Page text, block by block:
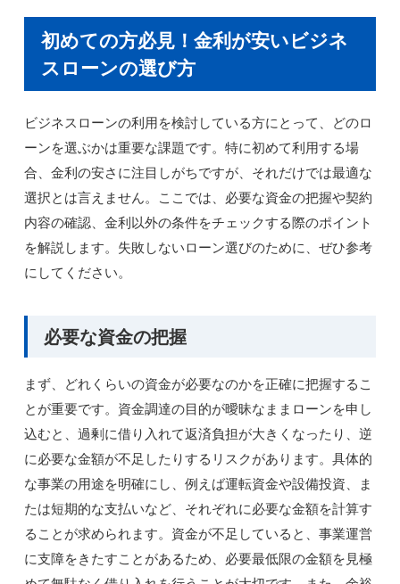
初めての方必見！金利が安いビジネ
スローンの選び方
ビジネスローンの利用を検討している方にとって、どのロ
ーンを選ぶかは重要な課題です。特に初めて利用する場
合、金利の安さに注目しがちですが、それだけでは最適な
選択とは言えません。ここでは、必要な資金の把握や契約
内容の確認、金利以外の条件をチェックする際のポイント
を解説します。失敗しないローン選びのために、ぜひ参考
にしてください。
必要な資金の把握
まず、どれくらいの資金が必要なのかを正確に把握するこ
とが重要です。資金調達の目的が曖昧なままローンを申し
込むと、過剰に借り入れて返済負担が大きくなったり、逆
に必要な金額が不足したりするリスクがあります。具体的
な事業の用途を明確にし、例えば運転資金や設備投資、ま
たは短期的な支払いなど、それぞれに必要な金額を計算す
ることが求められます。資金が不足していると、事業運営
に支障をきたすことがあるため、必要最低限の金額を見極